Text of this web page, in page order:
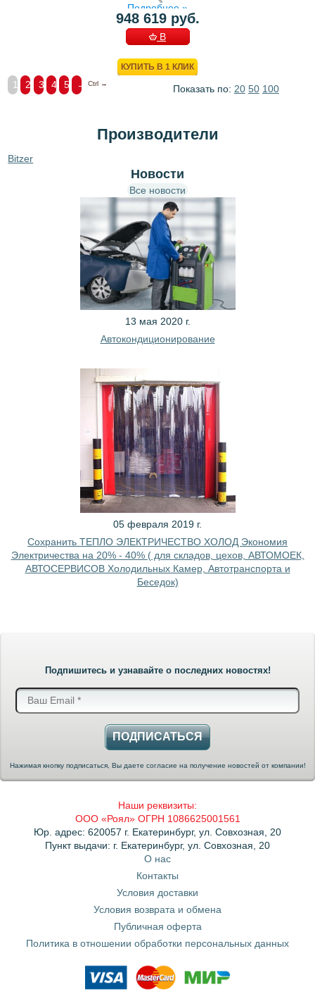
Подробнее »
948 619 руб.
В
КУПИТЬ В 1 КЛИК
1 2 3 4 5 → Ctrl → Показать по: 20 50 100
Производители
Bitzer
Новости
Все новости
13 мая 2020 г.
Автокондиционирование
05 февраля 2019 г.
Сохранить ТЕПЛО ЭЛЕКТРИЧЕСТВО ХОЛОД Экономия
Электричества на 20% - 40% ( для складов, цехов, АВТОМОЕК,
АВТОСЕРВИСОВ Холодильных Камер, Автотранспорта и
Беседок)
Подпишитесь и узнавайте о последних новостях!
ПОДПИСАТЬСЯ
Нажимая кнопку подписаться, Вы даете согласие на получение новостей от компании!
Наши реквизиты:
ООО «Роял» ОГРН 1086625001561
Юр. адрес: 620057 г. Екатеринбург, ул. Совхозная, 20
Пункт выдачи: г. Екатеринбург, ул. Совхозная, 20
О нас
Контакты
Условия доставки
Условия возврата и обмена
Публичная оферта
Политика в отношении обработки персональных данных